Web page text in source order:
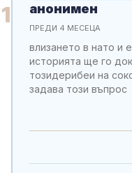
1 анонимен
ПРЕДИ 4 МЕСЕЦА
влизането в нато и
историята ще го
тозидерибеи на
задава този въпрос